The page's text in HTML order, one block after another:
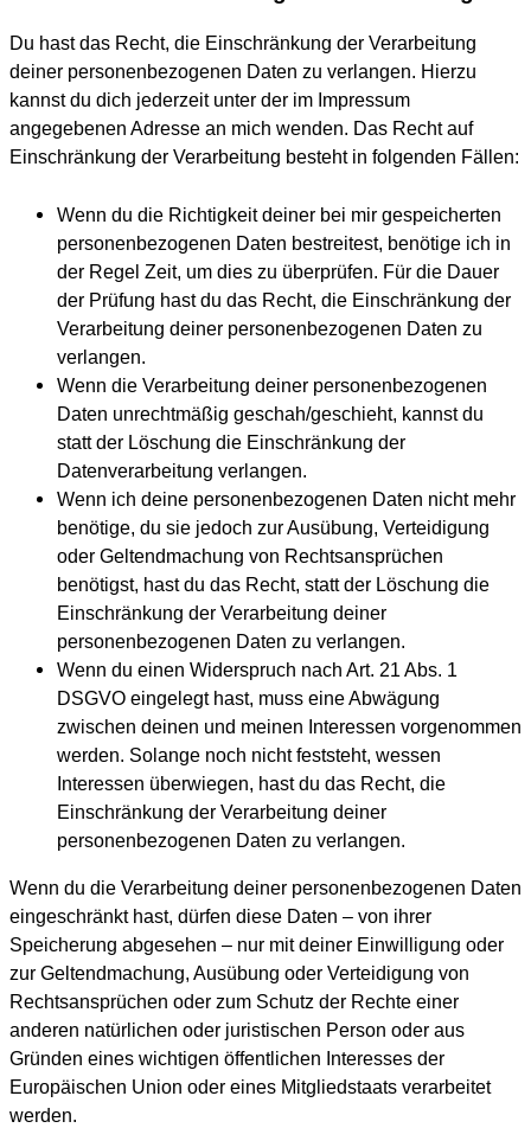
Du hast das Recht, die Einschränkung der Verarbeitung
deiner personenbezogenen Daten zu verlangen. Hierzu
kannst du dich jederzeit unter der im Impressum
angegebenen Adresse an mich wenden. Das Recht auf
Einschränkung der Verarbeitung besteht in folgenden Fällen:
Wenn du die Richtigkeit deiner bei mir gespeicherten
personenbezogenen Daten bestreitest, benötige ich in
der Regel Zeit, um dies zu überprüfen. Für die Dauer
der Prüfung hast du das Recht, die Einschränkung der
Verarbeitung deiner personenbezogenen Daten zu
verlangen.
Wenn die Verarbeitung deiner personenbezogenen
Daten unrechtmäßig geschah/geschieht, kannst du
statt der Löschung die Einschränkung der
Datenverarbeitung verlangen.
Wenn ich deine personenbezogenen Daten nicht mehr
benötige, du sie jedoch zur Ausübung, Verteidigung
oder Geltendmachung von Rechtsansprüchen
benötigst, hast du das Recht, statt der Löschung die
Einschränkung der Verarbeitung deiner
personenbezogenen Daten zu verlangen.
Wenn du einen Widerspruch nach Art. 21 Abs. 1
DSGVO eingelegt hast, muss eine Abwägung
zwischen deinen und meinen Interessen vorgenommen
werden. Solange noch nicht feststeht, wessen
Interessen überwiegen, hast du das Recht, die
Einschränkung der Verarbeitung deiner
personenbezogenen Daten zu verlangen.
Wenn du die Verarbeitung deiner personenbezogenen Daten
eingeschränkt hast, dürfen diese Daten – von ihrer
Speicherung abgesehen – nur mit deiner Einwilligung oder
zur Geltendmachung, Ausübung oder Verteidigung von
Rechtsansprüchen oder zum Schutz der Rechte einer
anderen natürlichen oder juristischen Person oder aus
Gründen eines wichtigen öffentlichen Interesses der
Europäischen Union oder eines Mitgliedstaats verarbeitet
werden.